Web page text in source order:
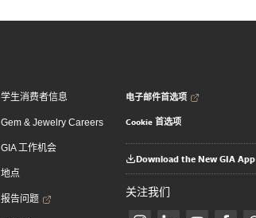
学生消费者信息
Gem & Jewelry Careers
GIA 工作机会
地点
报告问题
电子邮件首选项
Cookie 首选项
Download the New GIA App
关注我们